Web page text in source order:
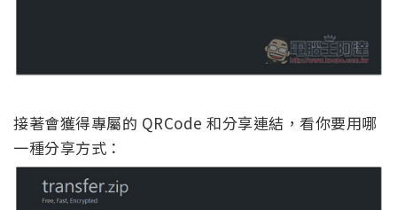
接著會獲得專屬的 QRCode 和分享連結，看你要用哪
一種分享方式：